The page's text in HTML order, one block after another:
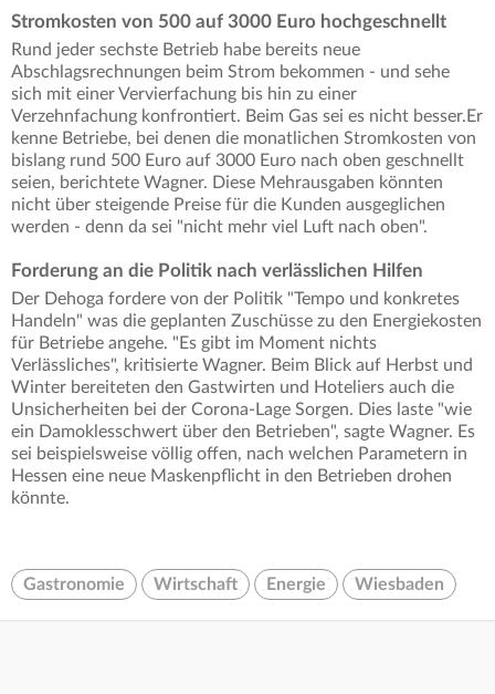
Stromkosten von 500 auf 3000 Euro hochgeschnellt
Rund jeder sechste Betrieb habe bereits neue
Abschlagsrechnungen beim Strom bekommen - und sehe
sich mit einer Vervierfachung bis hin zu einer
Verzehnfachung konfrontiert. Beim Gas sei es nicht besser.Er
kenne Betriebe, bei denen die monatlichen Stromkosten von
bislang rund 500 Euro auf 3000 Euro nach oben geschnellt
seien, berichtete Wagner. Diese Mehrausgaben könnten
nicht über steigende Preise für die Kunden ausgeglichen
werden - denn da sei "nicht mehr viel Luft nach oben".
Forderung an die Politik nach verlässlichen Hilfen
Der Dehoga fordere von der Politik "Tempo und konkretes
Handeln" was die geplanten Zuschüsse zu den Energiekosten
für Betriebe angehe. "Es gibt im Moment nichts
Verlässliches", kritisierte Wagner. Beim Blick auf Herbst und
Winter bereiteten den Gastwirten und Hoteliers auch die
Unsicherheiten bei der Corona-Lage Sorgen. Dies laste "wie
ein Damoklesschwert über den Betrieben", sagte Wagner. Es
sei beispielsweise völlig offen, nach welchen Parametern in
Hessen eine neue Maskenpflicht in den Betrieben drohen
könnte.
Gastronomie Wirtschaft Energie Wiesbaden